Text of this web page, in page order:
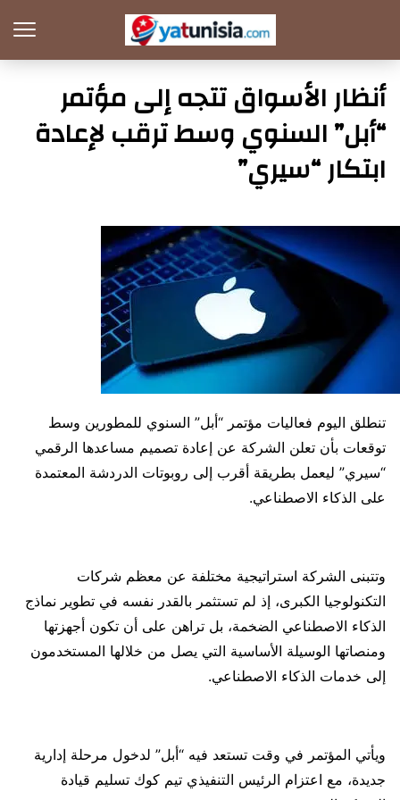
أنظار الأسواق تتجه إلى مؤتمر
“أبل” السنوي وسط ترقب لإعادة
ابتكار “سيري”
تنطلق اليوم فعاليات مؤتمر “أبل” السنوي للمطورين وسط
توقعات بأن تعلن الشركة عن إعادة تصميم مساعدها الرقمي
“سيري” ليعمل بطريقة أقرب إلى روبوتات الدردشة المعتمدة
على الذكاء الاصطناعي.
وتتبنى الشركة استراتيجية مختلفة عن معظم شركات
التكنولوجيا الكبرى، إذ لم تستثمر بالقدر نفسه في تطوير نماذج
الذكاء الاصطناعي الضخمة، بل تراهن على أن تكون أجهزتها
ومنصاتها الوسيلة الأساسية التي يصل من خلالها المستخدمون
إلى خدمات الذكاء الاصطناعي.
ويأتي المؤتمر في وقت تستعد فيه “أبل” لدخول مرحلة إدارية
جديدة، مع اعتزام الرئيس التنفيذي تيم كوك تسليم قيادة